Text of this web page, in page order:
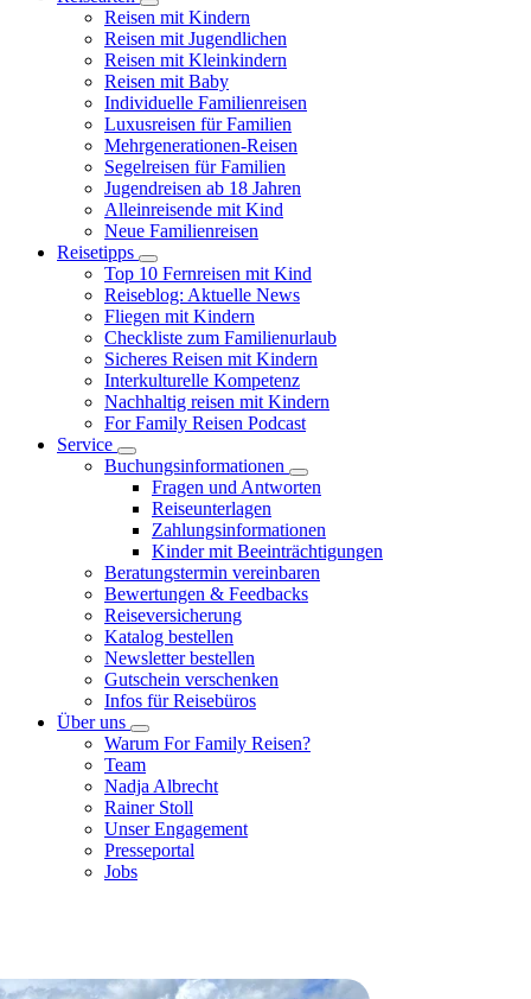
Reisen mit Kindern
Reisen mit Jugendlichen
Reisen mit Kleinkindern
Reisen mit Baby
Individuelle Familienreisen
Luxusreisen für Familien
Mehrgenerationen-Reisen
Segelreisen für Familien
Jugendreisen ab 18 Jahren
Alleinreisende mit Kind
Neue Familienreisen
Reisetipps
Top 10 Fernreisen mit Kind
Reiseblog: Aktuelle News
Fliegen mit Kindern
Checkliste zum Familienurlaub
Sicheres Reisen mit Kindern
Interkulturelle Kompetenz
Nachhaltig reisen mit Kindern
For Family Reisen Podcast
Service
Buchungsinformationen
Fragen und Antworten
Reiseunterlagen
Zahlungsinformationen
Kinder mit Beeinträchtigungen
Beratungstermin vereinbaren
Bewertungen & Feedbacks
Reiseversicherung
Katalog bestellen
Newsletter bestellen
Gutschein verschenken
Infos für Reisebüros
Über uns
Warum For Family Reisen?
Team
Nadja Albrecht
Rainer Stoll
Unser Engagement
Presseportal
Jobs